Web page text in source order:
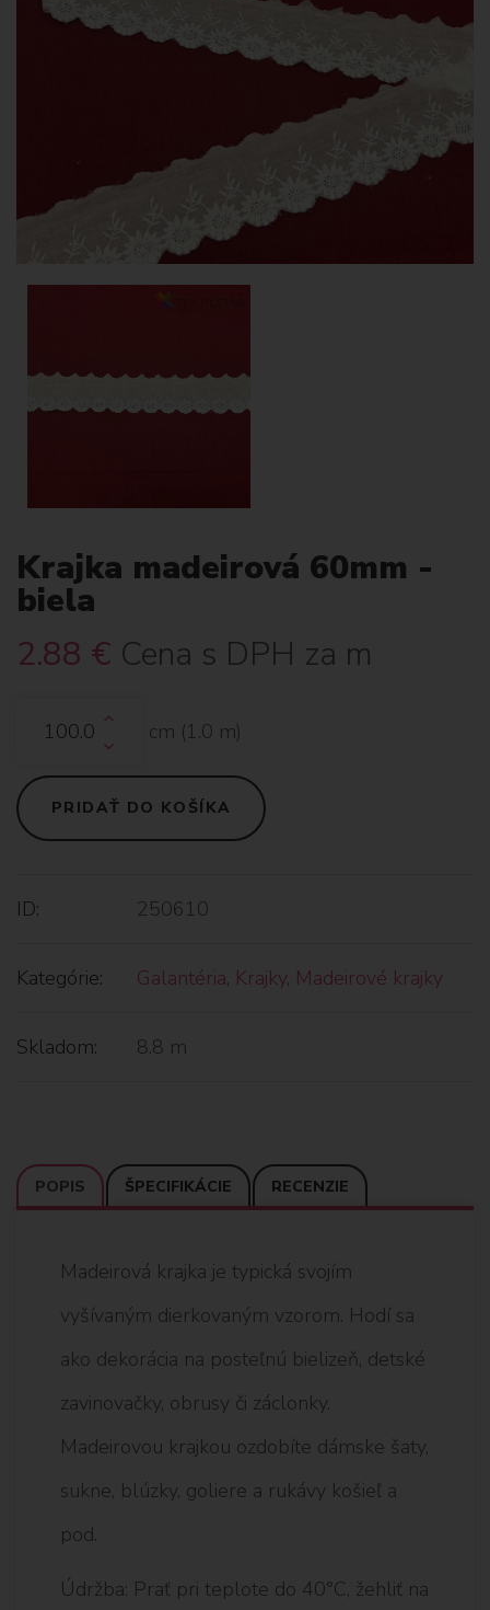
Krajka madeirová 60mm -
biela
2.88 € Cena s DPH za m
cm (1.0 m)
PRIDAŤ DO KOŠÍKA
ID: 250610
Kategórie: Galantéria, Krajky, Madeirové krajky
Skladom: 8.8 m
POPIS ŠPECIFIKÁCIE RECENZIE
Madeirová krajka je typická svojím
vyšívaným dierkovaným vzorom. Hodí sa
ako dekorácia na posteľnú bielizeň, detské
zavinovačky, obrusy či záclonky.
Madeirovou krajkou ozdobíte dámske šaty,
sukne, blúzky, goliere a rukávy košieľ a
pod.
Údržba: Prať pri teplote do 40°C, žehliť na